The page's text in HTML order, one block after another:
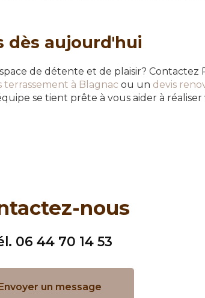
dès aujourd'hui
de détente et de plaisir? Contactez
terrassement à Blagnac ou un devis
se tient prête à vous aider à
nous
06 44 70 14 53
un message